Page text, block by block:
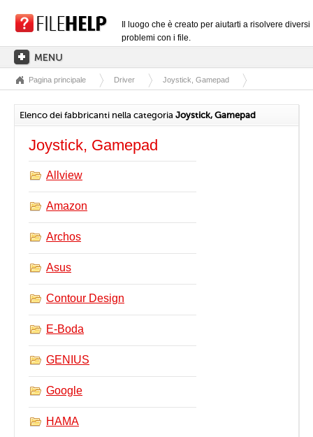
Il luogo che è creato per aiutarti a risolvere diversi
problemi con i file.
PAGINA PRINCIPALE
CATEGORIE DELLE ESTENSIONI
FILE DLL
CONVERSIONI DI FILE
SOFTWARE
Pagina principale Driver Joystick, Gamepad
Elenco dei fabbricanti nella categoria Joystick, Gamepad
Joystick, Gamepad
Allview
Amazon
Archos
Asus
Contour Design
E-Boda
GENIUS
Google
HAMA